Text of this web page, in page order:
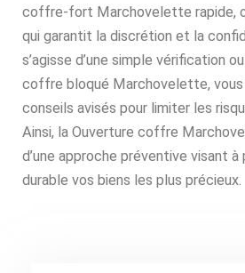
coffre-fort Marchovelette rapide,
qui garantit la discrétion et la
s’agisse d’une simple vérification
coffre bloqué Marchovelette,
conseils avisés pour limiter les
Ainsi, la Ouverture coffre
d’une approche préventive visant
durable vos biens les plus précieux.